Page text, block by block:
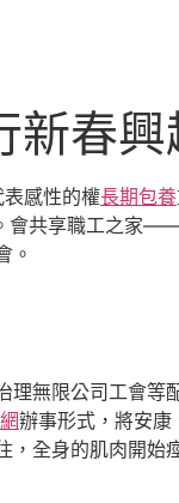
新春
感性的權長期包養
會共享職工之家
。
理無限公司工會等
辦事形式，將安
全身的肌肉開始